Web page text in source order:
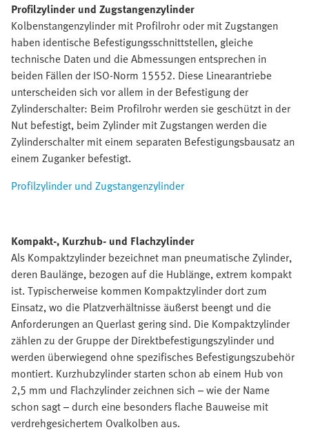
Profilzylinder und Zugstangenzylinder
Kolbenstangenzylinder mit Profilrohr oder mit Zugstangen
haben identische Befestigungsschnittstellen, gleiche
technische Daten und die Abmessungen entsprechen in
beiden Fällen der ISO-Norm 15552. Diese Linearantriebe
unterscheiden sich vor allem in der Befestigung der
Zylinderschalter: Beim Profilrohr werden sie geschützt in der
Nut befestigt, beim Zylinder mit Zugstangen werden die
Zylinderschalter mit einem separaten Befestigungsbausatz an
einem Zuganker befestigt.
Profilzylinder und Zugstangenzylinder
Kompakt-, Kurzhub- und Flachzylinder
Als Kompaktzylinder bezeichnet man pneumatische Zylinder,
deren Baulänge, bezogen auf die Hublänge, extrem kompakt
ist. Typischerweise kommen Kompaktzylinder dort zum
Einsatz, wo die Platzverhältnisse äußerst beengt und die
Anforderungen an Querlast gering sind. Die Kompaktzylinder
zählen zu der Gruppe der Direktbefestigungszylinder und
werden überwiegend ohne spezifisches Befestigungszubehör
montiert. Kurzhubzylinder starten schon ab einem Hub von
2,5 mm und Flachzylinder zeichnen sich – wie der Name
schon sagt – durch eine besonders flache Bauweise mit
verdrehgesichertem Ovalkolben aus.